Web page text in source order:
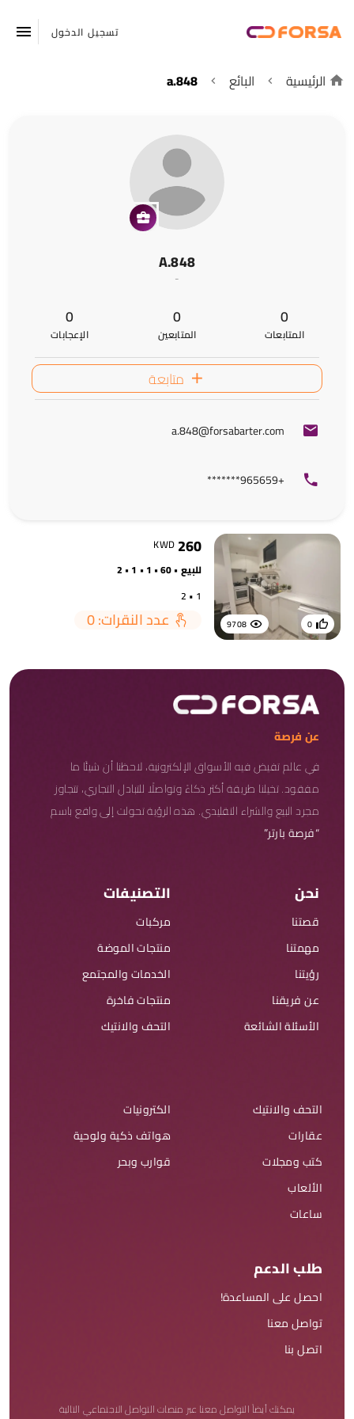
تسجيل الدخول
الرئيسية البائع a.848
A.848
-
0
المتابعات
0
المتابعين
0
الإعجابات
متابعة
a.848@forsabarter.com
+965659*******
9708 0
260
KWD
للبيع • 60 • 1 • 1 • 2
1 • 2
عدد النقرات: 0
عن فرصة
في عالم تفيض فيه الأسواق الإلكترونية، لاحظنا أن شيئًا ما
مفقود. تخيلنا طريقة أكثر ذكاءً وتواصلًا للتبادل التجاري، تتجاوز
مجرد البيع والشراء التقليدي. هذه الرؤية تحولت إلى واقع باسم
“فرصة بارتر”
نحن
قصتنا
مهمتنا
رؤيتنا
عن فريقنا
الأسئلة الشائعة
التصنيفات
مركبات
منتجات الموضة
الخدمات والمجتمع
منتجات فاخرة
التحف والانتيك
التحف والانتيك
عقارات
كتب ومجلات
الألعاب
ساعات
الكترونيات
هواتف ذكية ولوحية
قوارب وبحر
طلب الدعم
احصل على المساعدة!
تواصل معنا
اتصل بنا
يمكنك أيضاً التواصل معنا عبر منصات التواصل الاجتماعي التالية